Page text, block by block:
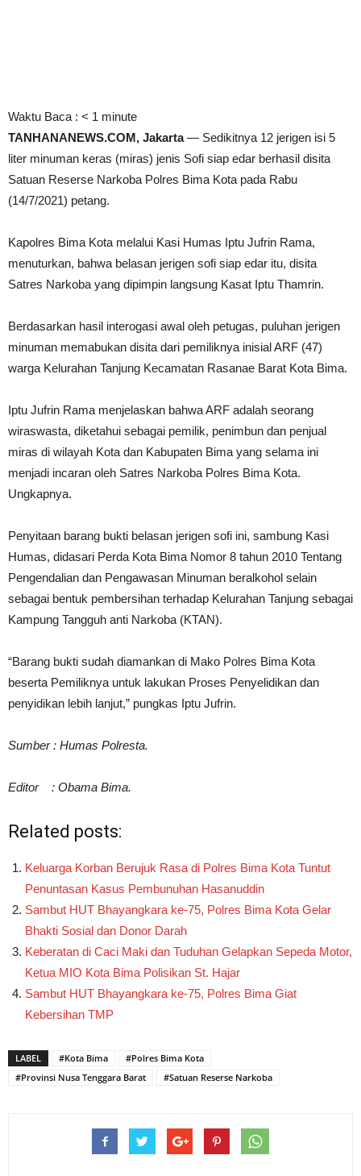
Waktu Baca : < 1 minute
TANHANANEWS.COM, Jakarta— Sedikitnya 12 jerigen isi 5
liter minuman keras (miras) jenis Sofi siap edar berhasil disita
Satuan Reserse Narkoba Polres Bima Kota pada Rabu
(14/7/2021) petang.
Kapolres Bima Kota melalui Kasi Humas Iptu Jufrin Rama,
menuturkan, bahwa belasan jerigen sofi siap edar itu, disita
Satres Narkoba yang dipimpin langsung Kasat Iptu Thamrin.
Berdasarkan hasil interogasi awal oleh petugas, puluhan jerigen
minuman memabukan disita dari pemiliknya inisial ARF (47)
warga Kelurahan Tanjung Kecamatan Rasanae Barat Kota Bima.
Iptu Jufrin Rama menjelaskan bahwa ARF adalah seorang
wiraswasta, diketahui sebagai pemilik, penimbun dan penjual
miras di wilayah Kota dan Kabupaten Bima yang selama ini
menjadi incaran oleh Satres Narkoba Polres Bima Kota.
Ungkapnya.
Penyitaan barang bukti belasan jerigen sofi ini, sambung Kasi
Humas, didasari Perda Kota Bima Nomor 8 tahun 2010 Tentang
Pengendalian dan Pengawasan Minuman beralkohol selain
sebagai bentuk pembersihan terhadap Kelurahan Tanjung sebagai
Kampung Tangguh anti Narkoba (KTAN).
“Barang bukti sudah diamankan di Mako Polres Bima Kota
beserta Pemiliknya untuk lakukan Proses Penyelidikan dan
penyidikan lebih lanjut,” pungkas Iptu Jufrin.
Sumber : Humas Polresta.
Editor : Obama Bima.
Related posts:
Keluarga Korban Berujuk Rasa di Polres Bima Kota Tuntut
Penuntasan Kasus Pembunuhan Hasanuddin
Sambut HUT Bhayangkara ke-75, Polres Bima Kota Gelar
Bhakti Sosial dan Donor Darah
Keberatan di Caci Maki dan Tuduhan Gelapkan Sepeda Motor,
Ketua MIO Kota Bima Polisikan St. Hajar
Sambut HUT Bhayangkara ke-75, Polres Bima Giat
Kebersihan TMP
LABEL #Kota Bima
#Polres Bima Kota
#Provinsi Nusa Tenggara Barat
#Satuan Reserse Narkoba